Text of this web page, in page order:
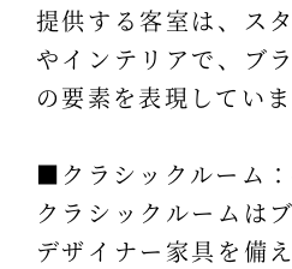
提供する客室は、ス
やインテリアで、ブ
の要素を表現していま
■クラシックルーム
クラシックルームは
デザイナー家具を備